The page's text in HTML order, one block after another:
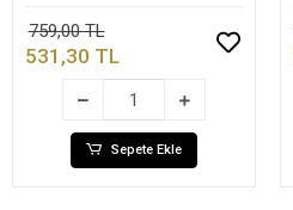
759,00 TL
531,30 TL
Sepete Ekle